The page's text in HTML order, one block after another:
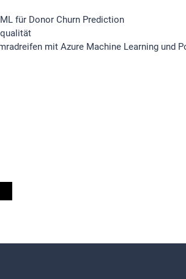
für Donor Churn Prediction
mit Azure Machine Learning und